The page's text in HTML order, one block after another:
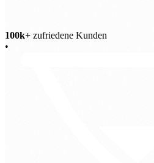
100k+ zufriedene Kunden
•